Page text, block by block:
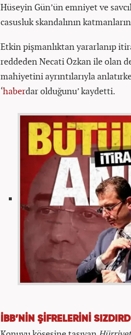
Hüseyin Gün’ün emniyet ve
casusluk skandalının
Etkin pişmanlıktan yararlanıp
reddeden Necati Özkan ile olan
mahiyetini ayrıntılarıyla
‘haberdar olduğunu’ kaydetti.
İBB’NİN ŞİFRELERİNİ